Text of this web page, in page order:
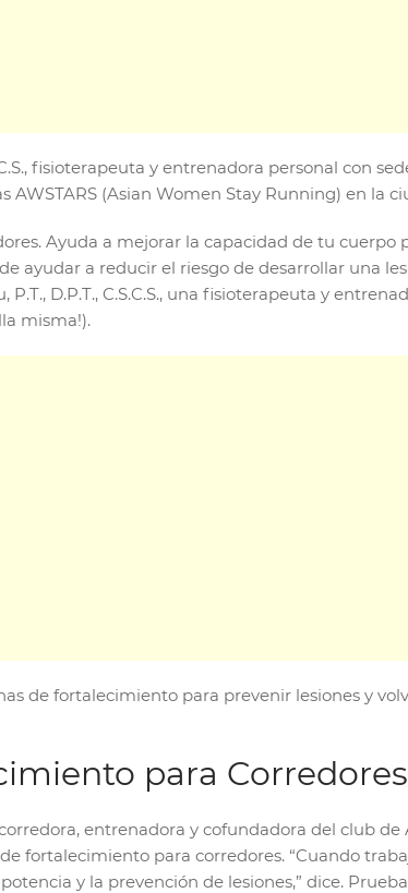
fisioterapeuta y entrenadora personal con
(Asian Women Stay Running) en la
Ayuda a mejorar la capacidad de tu
ayudar a reducir el riesgo de desarrollar una
D.P.T., C.S.C.S., una fisioterapeuta y
misma!).
de fortalecimiento para prevenir lesiones y
para Corredores
entrenadora y cofundadora del club
fortalecimiento para corredores. “Cuando
y la prevención de lesiones,” dice.